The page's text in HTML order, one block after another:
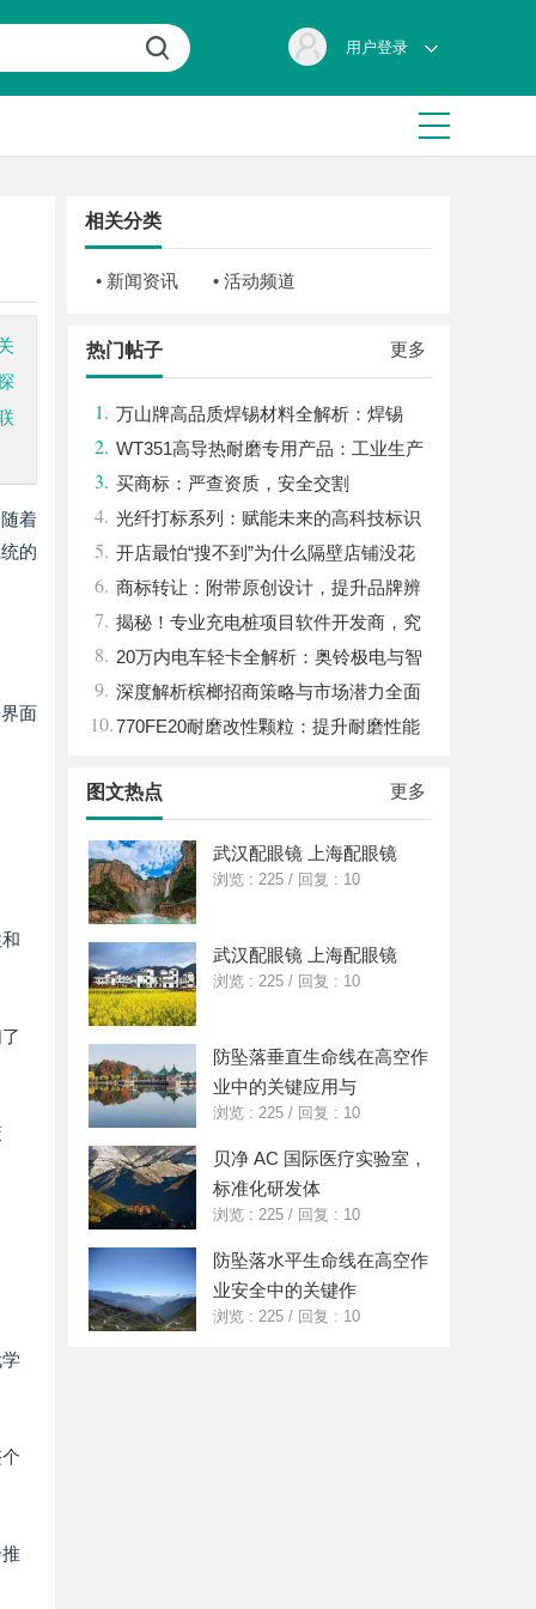
用户登录
着
的
面
相关分类
• 新闻资讯 • 活动频道
更多
热门帖子
1. 万山牌高品质焊锡材料全解析：焊锡
条、焊锡球与无铅焊锡丝的应用与优势
2. WT351高导热耐磨专用产品：工业生产
的理想选择
3. 买商标：严查资质，安全交割
4. 光纤打标系列：赋能未来的高科技标识
解决方案
5. 开店最怕“搜不到”为什么隔壁店铺没花
钱，ai却天天给他免费派单？
6. 商标转让：附带原创设计，提升品牌辨
识度
7. 揭秘！专业充电桩项目软件开发商，究
竟藏着哪些行业秘诀？
8. 20万内电车轻卡全解析：奥铃极电与智
蓝的核心差异及选购指南
9. 深度解析槟榔招商策略与市场潜力全面
指南
10.770FE20耐磨改性颗粒：提升耐磨性能
更多
图文热点
武汉配眼镜 上海配眼镜
浏览 : 225 / 回复 : 10
武汉配眼镜 上海配眼镜
浏览 : 225 / 回复 : 10
防坠落垂直生命线在高空作
业中的关键应用与
浏览 : 225 / 回复 : 10
贝净 AC 国际医疗实验室，
标准化研发体
浏览 : 225 / 回复 : 10
防坠落水平生命线在高空作
业安全中的关键作
浏览 : 225 / 回复 : 10